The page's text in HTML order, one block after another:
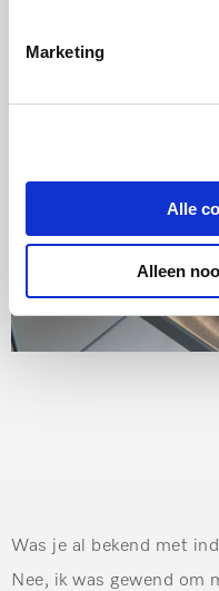
Marketing
Alle
Alleen
Was je al bekend met
Nee, ik was gewend om